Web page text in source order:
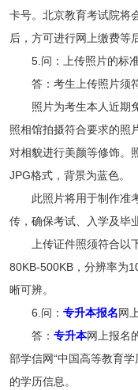
卡号。北京教育考试院将
后，方可进行网上缴费等
5.问：上传照片的标
答：考生上传照片须符
照片为考生本人近期免
照相馆拍摄符合要求的照
对相貌进行美颜等修饰。
JPG格式，背景为蓝色。
此照片将用于制作准考
传，确保考试、入学及毕
上传证件照须符合以下
80KB-500KB，分辨率为
晰可辨。
6.问： 专升本报名网
答： 专升本网上报名
部学信网“中国高等教育
的学历信息。